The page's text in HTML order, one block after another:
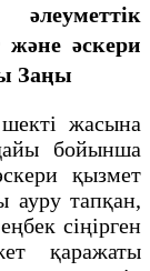
әскери
Заңы
жасына
бойынша
қызмет
ауру тапқан,
сіңірген
қаражаты